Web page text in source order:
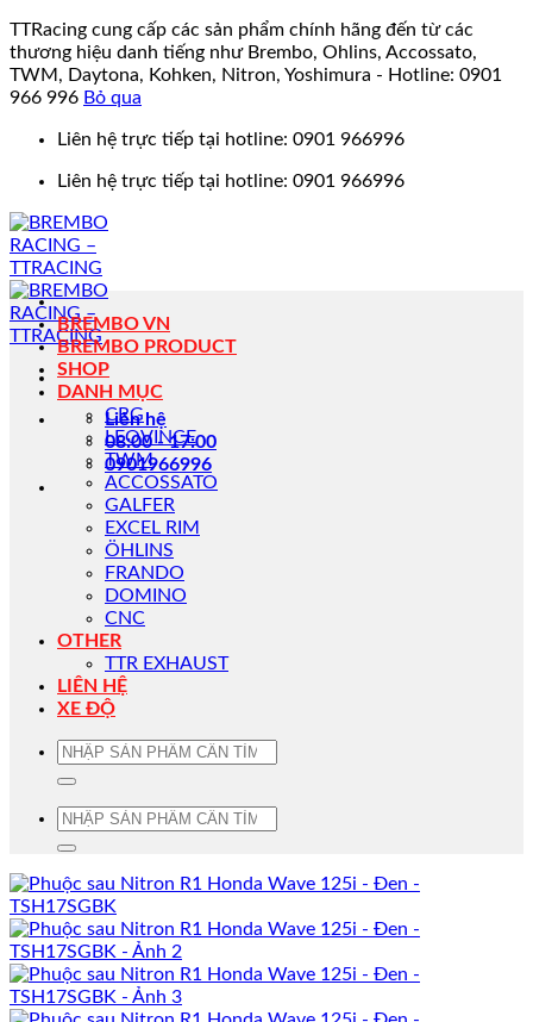
TTRacing cung cấp các sản phẩm chính hãng đến từ các
thương hiệu danh tiếng như Brembo, Ohlins, Accossato,
TWM, Daytona, Kohken, Nitron, Yoshimura - Hotline: 0901
966 996 Bỏ qua
Liên hệ trực tiếp tại hotline: 0901 966996
Liên hệ trực tiếp tại hotline: 0901 966996
Liên hệ
08:00 - 17:00
0901966996
BREMBO VN
BREMBO PRODUCT
SHOP
DANH MỤC
CRG
LEOVINCE
TWM
ACCOSSATO
GALFER
EXCEL RIM
ÖHLINS
FRANDO
DOMINO
CNC
OTHER
TTR EXHAUST
LIÊN HỆ
XE ĐỘ
Tìm
Tìm